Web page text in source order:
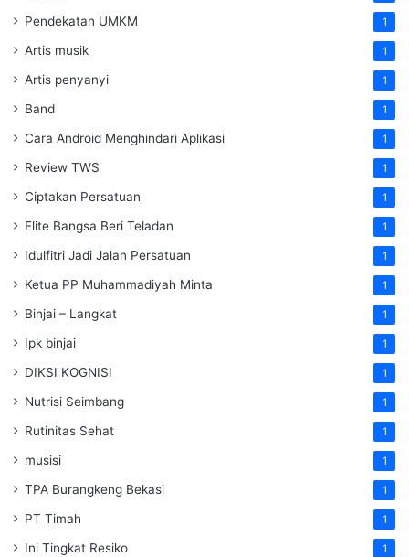
Pendekatan UMKM 1
Artis musik 1
Artis penyanyi 1
Band 1
Cara Android Menghindari Aplikasi 1
Review TWS 1
Ciptakan Persatuan 1
Elite Bangsa Beri Teladan 1
Idulfitri Jadi Jalan Persatuan 1
Ketua PP Muhammadiyah Minta 1
Binjai – Langkat 1
Ipk binjai 1
DIKSI KOGNISI 1
Nutrisi Seimbang 1
Rutinitas Sehat 1
musisi 1
TPA Burangkeng Bekasi 1
PT Timah 1
Ini Tingkat Resiko 1